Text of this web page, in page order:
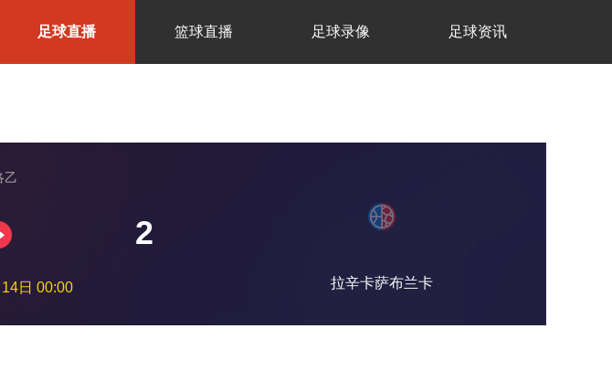
足球直播 篮球直播 足球录像 足球资讯
乙
2
日 00:00 拉辛卡萨布兰卡